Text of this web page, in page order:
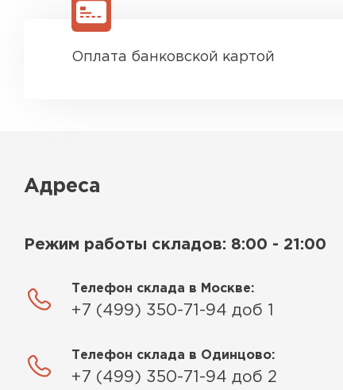
Оплата банковской картой
Адреса
Режим работы складов: 8:00 - 21:00
Телефон склада в Москве:
+7 (499) 350-71-94 доб 1
Телефон склада в Одинцово:
+7 (499) 350-71-94 доб 2